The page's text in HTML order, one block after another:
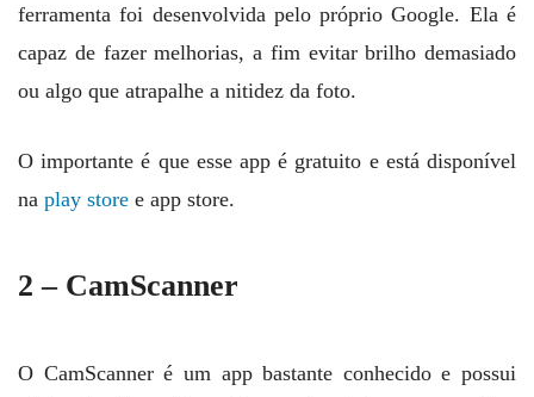
ferramenta foi desenvolvida pelo próprio Google. Ela é
capaz de fazer melhorias, a fim evitar brilho demasiado
ou algo que atrapalhe a nitidez da foto.
O importante é que esse app é gratuito e está disponível
na play store e app store.
2 – CamScanner
O CamScanner é um app bastante conhecido e possui